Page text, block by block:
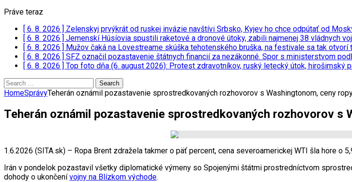
Práve teraz
[ 6. 8. 2026 ] Zelenskyj prvýkrát od ruskej invázie navštívi Srbsko, Kyjev ho chce odpútať od
[ 6. 8. 2026 ] Jemenskí Húsíovia spustili raketové a dronové útoky, zabili najmenej 38 vládnych
[ 6. 8. 2026 ] Mužov čaká na Lovestreame skúška tehotenského bruška, na festivale sa tak otvorí
[ 6. 8. 2026 ] SFZ označil pozastavenie štátnych financií za nezákonné. Spor s ministerstvom
[ 6. 8. 2026 ] Top foto dňa (6. august 2026): Protest zdravotníkov, ruský letecký útok, hirošimský
Search
for:
HomeSprávyTeherán oznámil pozastavenie sprostredkovaných rozhovorov s Washingtonom, ceny
Teherán oznámil pozastavenie sprostredkovaných rozhovorov s
1.6.2026 (SITA.sk) – Ropa Brent zdražela takmer o päť percent, cena severoamerickej WTI šla hore o
Irán v pondelok pozastavil všetky diplomatické výmeny so Spojenými štátmi prostredníctvom
dohody o ukončenívojny na Blízkom východe.